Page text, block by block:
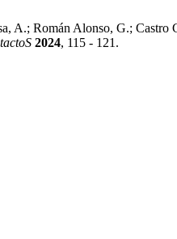
A.; Román Alonso, G.;
2024, 115 - 121.